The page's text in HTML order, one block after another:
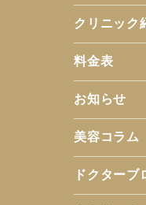
クリニック
料金表
お知らせ
美容コラム
ドクターブ